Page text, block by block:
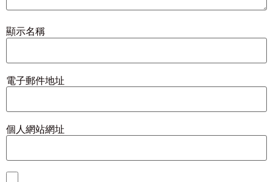
顯示名稱
電子郵件地址
個人網站網址